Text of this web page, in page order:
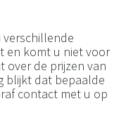
verschillende
en komt u niet voor
over de prijzen van
blijkt dat bepaalde
contact met u op